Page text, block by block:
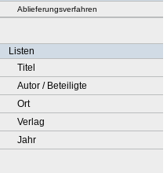
Ablieferungsverfahren
Listen
Titel
Autor / Beteiligte
Ort
Verlag
Jahr